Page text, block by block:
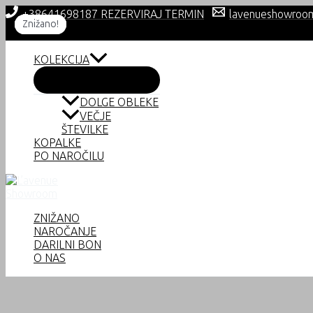
Skip
to
content
+38641698187 REZERVIRAJ TERMIN
KOLEKCIJA
DOLGE OBLEKE
VEČJE
ŠTEVILKE
KOPALKE
PO NAROČILU
ZNIŽANO
NAROČANJE
DARILNI BON
O NAS
Znižano!
Znižano!
Znižano!
Znižano!